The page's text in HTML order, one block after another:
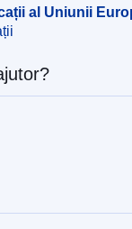
al Uniunii